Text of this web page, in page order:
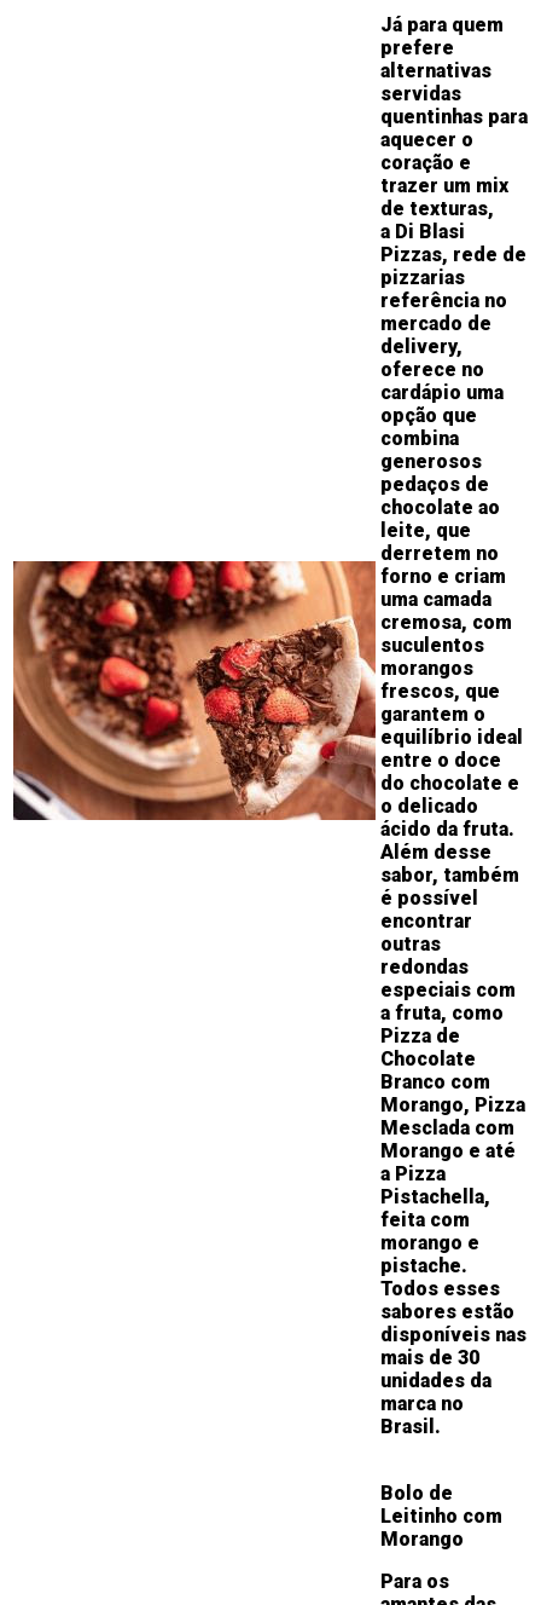
Já para quem
prefere
alternativas
servidas
quentinhas para
aquecer o
coração e
trazer um mix
de texturas,
a Di Blasi
Pizzas, rede de
pizzarias
referência no
mercado de
delivery,
oferece no
cardápio uma
opção que
combina
generosos
pedaços de
chocolate ao
leite, que
derretem no
forno e criam
uma camada
cremosa, com
suculentos
morangos
frescos, que
garantem o
equilíbrio ideal
entre o doce
do chocolate e
o delicado
ácido da fruta.
Além desse
sabor, também
é possível
encontrar
outras
redondas
especiais com
a fruta, como
Pizza de
Chocolate
Branco com
Morango, Pizza
Mesclada com
Morango e até
a Pizza
Pistachella,
feita com
morango e
pistache.
Todos esses
sabores estão
disponíveis nas
mais de 30
unidades da
marca no
Brasil.
Bolo de
Leitinho com
Morango
Para os